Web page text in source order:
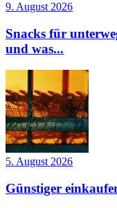
9. August 2026
Snacks für
und was...
5. August 2026
Günstiger